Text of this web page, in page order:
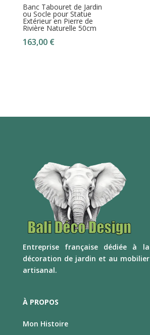
Banc Tabouret de Jardin
ou Socle pour Statue
Extérieur en Pierre de
Rivière Naturelle 50cm
163,00 €
Entreprise française dédiée à la
décoration de jardin et au mobilier
artisanal.
À PROPOS
Mon Histoire